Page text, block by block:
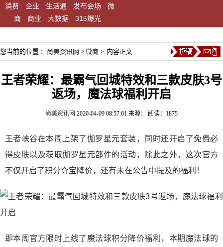
消费 企业 生活通 发布会场
微
商
商业 大数据 315爆光
您当前的位置 ： 尚美资讯网 > 微商 > 内容正文
王者荣耀：最霸气回城特效和三款皮肤3号
返场，魔法球福利开启
尚美资讯网 2020-04-09 08:57:01 来源： 阅读：1875
王者峡谷在本周上架了伽罗星元套装，同时还开启了免费必
得皮肤以及获取伽罗星元部件的活动，除此之外，这次官方
不仅开启了积分夺宝降价，还有未在公告中提及的福利！
即本周官方限时上线了魔法球积分降价福利，本期魔法球的